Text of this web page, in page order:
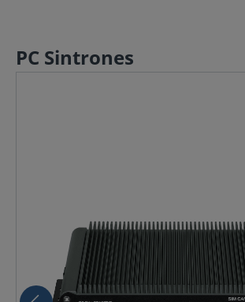
PC Sintrones